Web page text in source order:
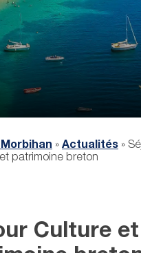
» Actualités »
et patrimoine breton
Culture et